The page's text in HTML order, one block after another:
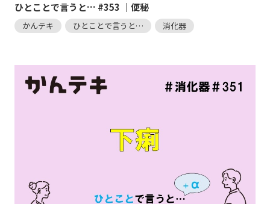
ひとことで言うと… #353 ｜便秘
かんテキ ひとことで言うと… 消化器